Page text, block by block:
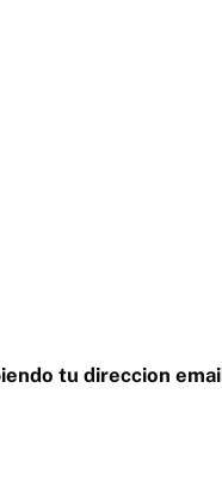
tu direccion